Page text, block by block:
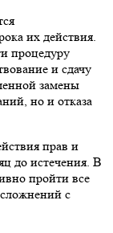
их действия.
процедуру
и сдачу
замены
но и отказа
прав и
до истечения. В
пройти все
с